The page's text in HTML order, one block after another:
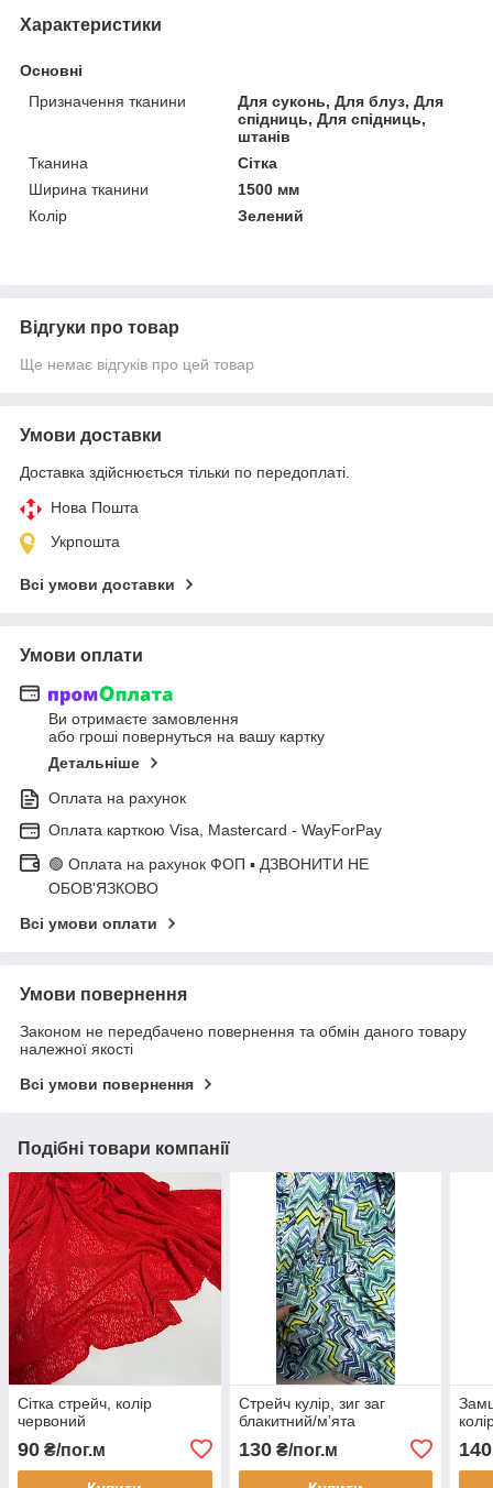
Характеристики
Основні
Призначення тканини
Для суконь, Для блуз, Для
спідниць, Для спідниць,
штанів
Тканина
Сітка
Ширина тканини
1500 мм
Колір
Зелений
Відгуки про товар
Ще немає відгуків про цей товар
Умови доставки
Доставка здійснюється тільки по передоплаті.
Нова Пошта
Укрпошта
Всі умови доставки
Умови оплати
Ви отримаєте замовлення
або гроші повернуться на вашу картку
Детальніше
Оплата на рахунок
Оплата карткою Visa, Mastercard - WayForPay
🟢 Оплата на рахунок ФОП ▪ ДЗВОНИТИ НЕ
ОБОВ'ЯЗКОВО
Всі умови оплати
Умови повернення
Законом не передбачено повернення та обмін даного товару
належної якості
Всі умови повернення
Подібні товари компанії
Сітка стрейч, колір
червоний
90 ₴/пог.м
Стрейч кулір, зиг заг
блакитний/мʼята
130₴/пог.м 140